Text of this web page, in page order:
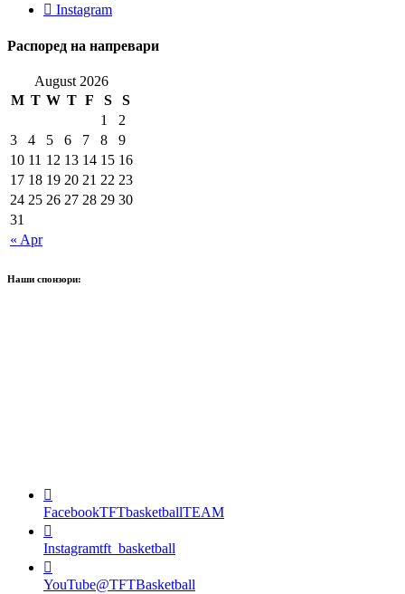
Instagram
Распоред на напревари
August 2026
M T W T F S S
« Apr
1
2
3
4 5 6 7 8
9
10 11 12 13 14 15 16
17 18 19 20 21 22 23
24 25 26 27 28 29 30
31
Наши спонзори:
FacebookTFTbasketballTEAM
Instagramtft_basketball
YouTube@TFTBasketball